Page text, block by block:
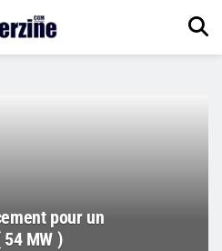
pour un
MW )